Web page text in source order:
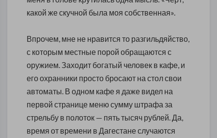
какой же скучной была моя собственная».
Впрочем, мне не нравится то разгильдяйство,
с которым местные порой обращаются с
оружием. Заходит богатый человек в кафе, и
его охранники просто бросают на стол свои
автоматы. В одном кафе я даже видел на
первой странице меню сумму штрафа за
стрельбу в полоток — пять тысяч рублей. Да,
время от времени в Дагестане случаются